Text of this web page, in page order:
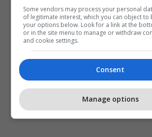
Some vendors may process your personal
of legitimate interest, which you can object to
your options below. Look for a link at the
or in the site menu to manage or withdraw
and cookie settings.
Consent
Manage options